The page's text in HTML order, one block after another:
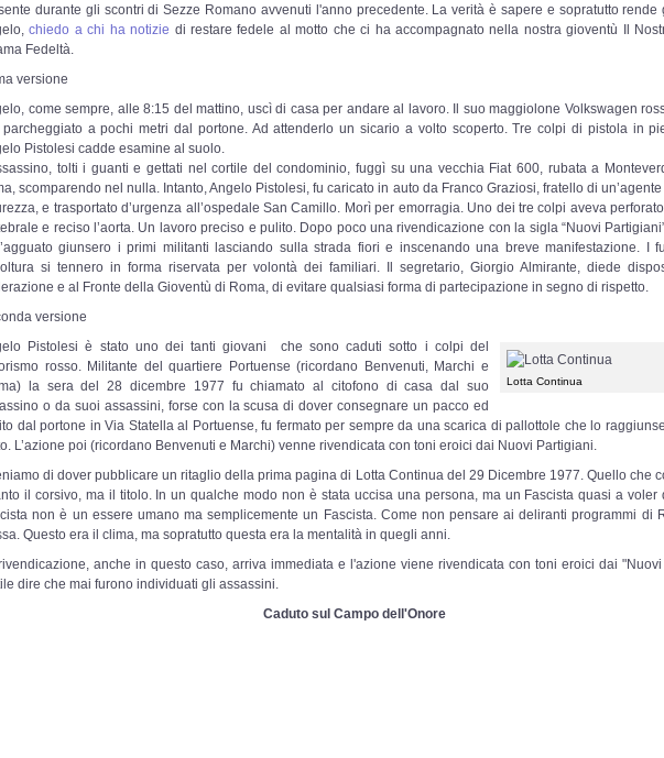
durante gli scontri di Sezze Romano avvenuti l'anno precedente. La verità è sapere e sopratutto rende
chiedo a chi ha notizie di restare fedele al motto che ci ha accompagnato nella nostra gioventù Il
Fedeltà.
versione
come sempre, alle 8:15 del mattino, uscì di casa per andare al lavoro. Il suo maggiolone Volkswagen
a pochi metri dal portone. Ad attenderlo un sicario a volto scoperto. Tre colpi di pistola in
Pistolesi cadde esamine al suolo.
tolti i guanti e gettati nel cortile del condominio, fuggì su una vecchia Fiat 600, rubata a
scomparendo nel nulla. Intanto, Angelo Pistolesi, fu caricato in auto da Franco Graziosi, fratello di
e trasportato d’urgenza all’ospedale San Camillo. Morì per emorragia. Uno dei tre colpi aveva
e reciso l’aorta. Un lavoro preciso e pulito. Dopo poco una rivendicazione con la sigla “Nuovi
giunsero i primi militanti lasciando sulla strada fiori e inscenando una breve manifestazione. I
si tennero in forma riservata per volontà dei familiari. Il segretario, Giorgio Almirante, diede
e al Fronte della Gioventù di Roma, di evitare qualsiasi forma di partecipazione in segno di rispetto.
versione
Lotta Continua
Pistolesi è stato uno dei tanti giovani che sono caduti sotto i colpi del
rosso. Militante del quartiere Portuense (ricordano Benvenuti, Marchi e
la sera del 28 dicembre 1977 fu chiamato al citofono di casa dal suo
o da suoi assassini, forse con la scusa di dover consegnare un pacco ed
dal portone in Via Statella al Portuense, fu fermato per sempre da una scarica di pallottole che lo
L’azione poi (ricordano Benvenuti e Marchi) venne rivendicata con toni eroici dai Nuovi Partigiani.
di dover pubblicare un ritaglio della prima pagina di Lotta Continua del 29 Dicembre 1977. Quello che
il corsivo, ma il titolo. In un qualche modo non è stata uccisa una persona, ma un Fascista quasi a voler
non è un essere umano ma semplicemente un Fascista. Come non pensare ai deliranti programmi di
Questo era il clima, ma sopratutto questa era la mentalità in quegli anni.
anche in questo caso, arriva immediata e l'azione viene rivendicata con toni eroici dai
dire che mai furono individuati gli assassini.
Caduto sul Campo dell'Onore